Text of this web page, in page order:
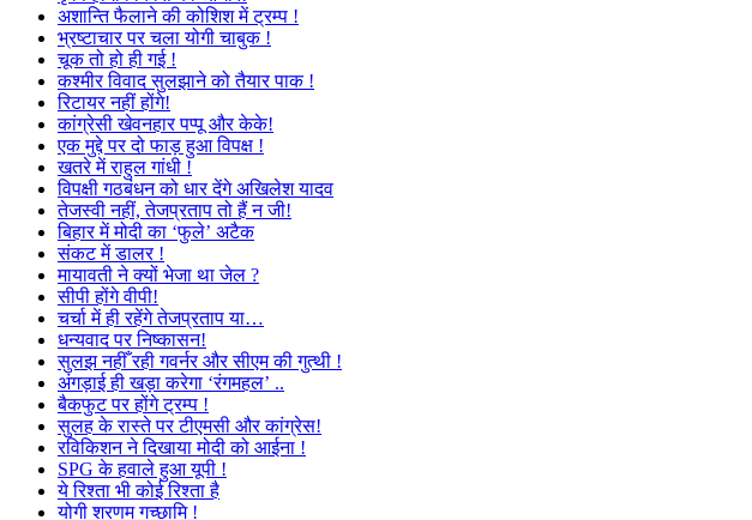
अशान्ति फैलाने की कोशिश में ट्रम्प !
भ्रष्टाचार पर चला योगी चाबुक !
चूक तो हो ही गई !
कश्मीर विवाद सुलझाने को तैयार पाक !
रिटायर नहीं होंगे!
कांग्रेसी खेवनहार पप्पू और केके!
एक मुद्दे पर दो फाड़ हुआ विपक्ष !
खतरे में राहुल गांधी !
विपक्षी गठबंधन को धार देंगे अखिलेश यादव
तेजस्वी नहीं, तेजप्रताप तो हैं न जी!
बिहार में मोदी का ‘फुले’ अटैक
संकट में डालर !
मायावती ने क्यों भेजा था जेल ?
सीपी होंगे वीपी!
चर्चा में ही रहेंगे तेजप्रताप या…
धन्यवाद पर निष्कासन!
सुलझ नहीँ रही गवर्नर और सीएम की गुत्थी !
अंगड़ाई ही खड़ा करेगा ‘रंगमहल’ ..
बैकफुट पर होंगे ट्रम्प !
सुलह के रास्ते पर टीएमसी और कांग्रेस!
रविकिशन ने दिखाया मोदी को आईना !
SPG के हवाले हुआ यूपी !
ये रिश्ता भी कोई रिश्ता है
योगी शरणम गच्छामि !